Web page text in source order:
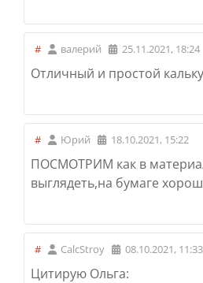
# валерий 25.11.2021, 18:24
Отличный и простой
# Юрий 18.10.2021, 15:22
ПОСМОТРИМ как в
выглядеть,на бумаге
# CalcStroy 08.10.2021, 11:33
Цитирую Ольга: